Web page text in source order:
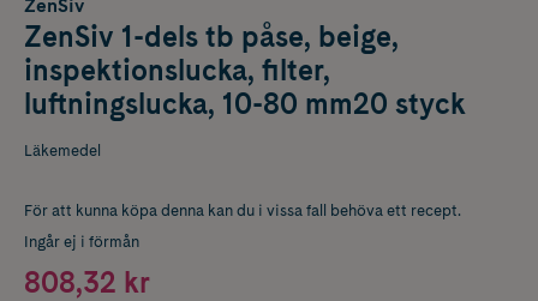
ZenSiv
ZenSiv 1-dels tb påse, beige,
inspektionslucka, filter,
luftningslucka, 10-80 mm20 styck
Läkemedel
För att kunna köpa denna kan du i vissa fall behöva ett recept.
Ingår ej i förmån
808,32 kr